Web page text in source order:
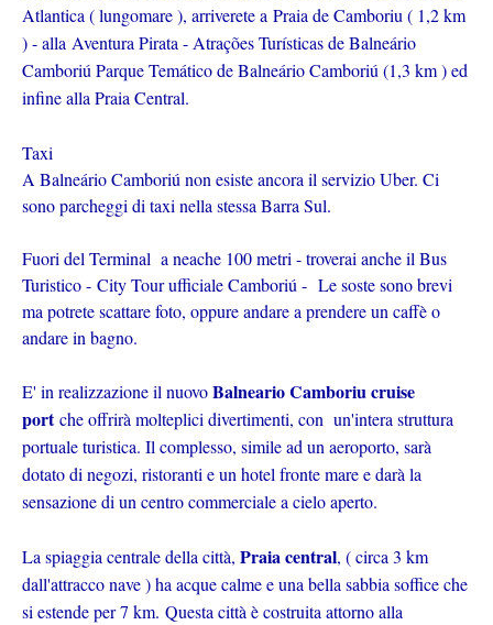
Atlantica ( lungomare ), arriverete a Praia de Camboriu ( 1,2 km
) -alla Aventura Pirata - Atrações Turísticas de Balneário
Camboriú Parque Temático de Balneário Camboriú (1,3 km ) ed
infine alla Praia Central.
Taxi
A Balneário Camboriú non esiste ancora il servizio Uber. Ci
sono parcheggi di taxi nella stessa Barra Sul.
Fuori del Terminal a neache 100 metri - troverai anche il Bus
Turistico - City Tour ufficiale Camboriú - Le soste sono brevi
ma potrete scattare foto, oppure andare a prendere un caffè o
andare in bagno.
E' in realizzazione il nuovoBalneario Camboriu cruise
portche offrirà molteplici divertimenti, con un'intera struttura
portuale turistica. Il complesso, simile ad un aeroporto, sarà
dotato di negozi, ristoranti e un hotel fronte mare e darà la
sensazione di un centro commerciale a cielo aperto.
La spiaggia centrale della città, Praia central, ( circa 3 km
dall'attracco nave ) ha acque calme e una bella sabbia soffice che
si estende per 7 km. Questa città è costruita attorno alla